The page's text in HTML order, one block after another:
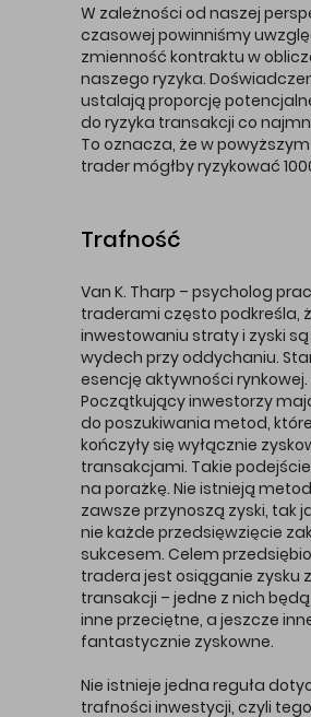
W zależności od naszej
czasowej powinniśmy
zmienność kontraktu w
naszego ryzyka.
ustalają proporcję
do ryzyka transakcji co
To oznacza, że w
trader mógłby ryzykować
Trafność
Van K. Tharp – psycholog
traderami często podkreśla,
inwestowaniu straty i zyski
wydech przy oddychaniu.
esencję aktywności rynkowej.
Początkujący inwestorzy
do poszukiwania metod,
kończyły się wyłącznie
transakcjami. Takie
na porażkę. Nie istnieją
zawsze przynoszą zyski, tak
nie każde przedsięwzięcie
sukcesem. Celem
tradera jest osiąganie zysku
transakcji – jedne z nich
inne przeciętne, a jeszcze
fantastycznie zyskowne.
Nie istnieje jedna reguła
trafności inwestycji, czyli